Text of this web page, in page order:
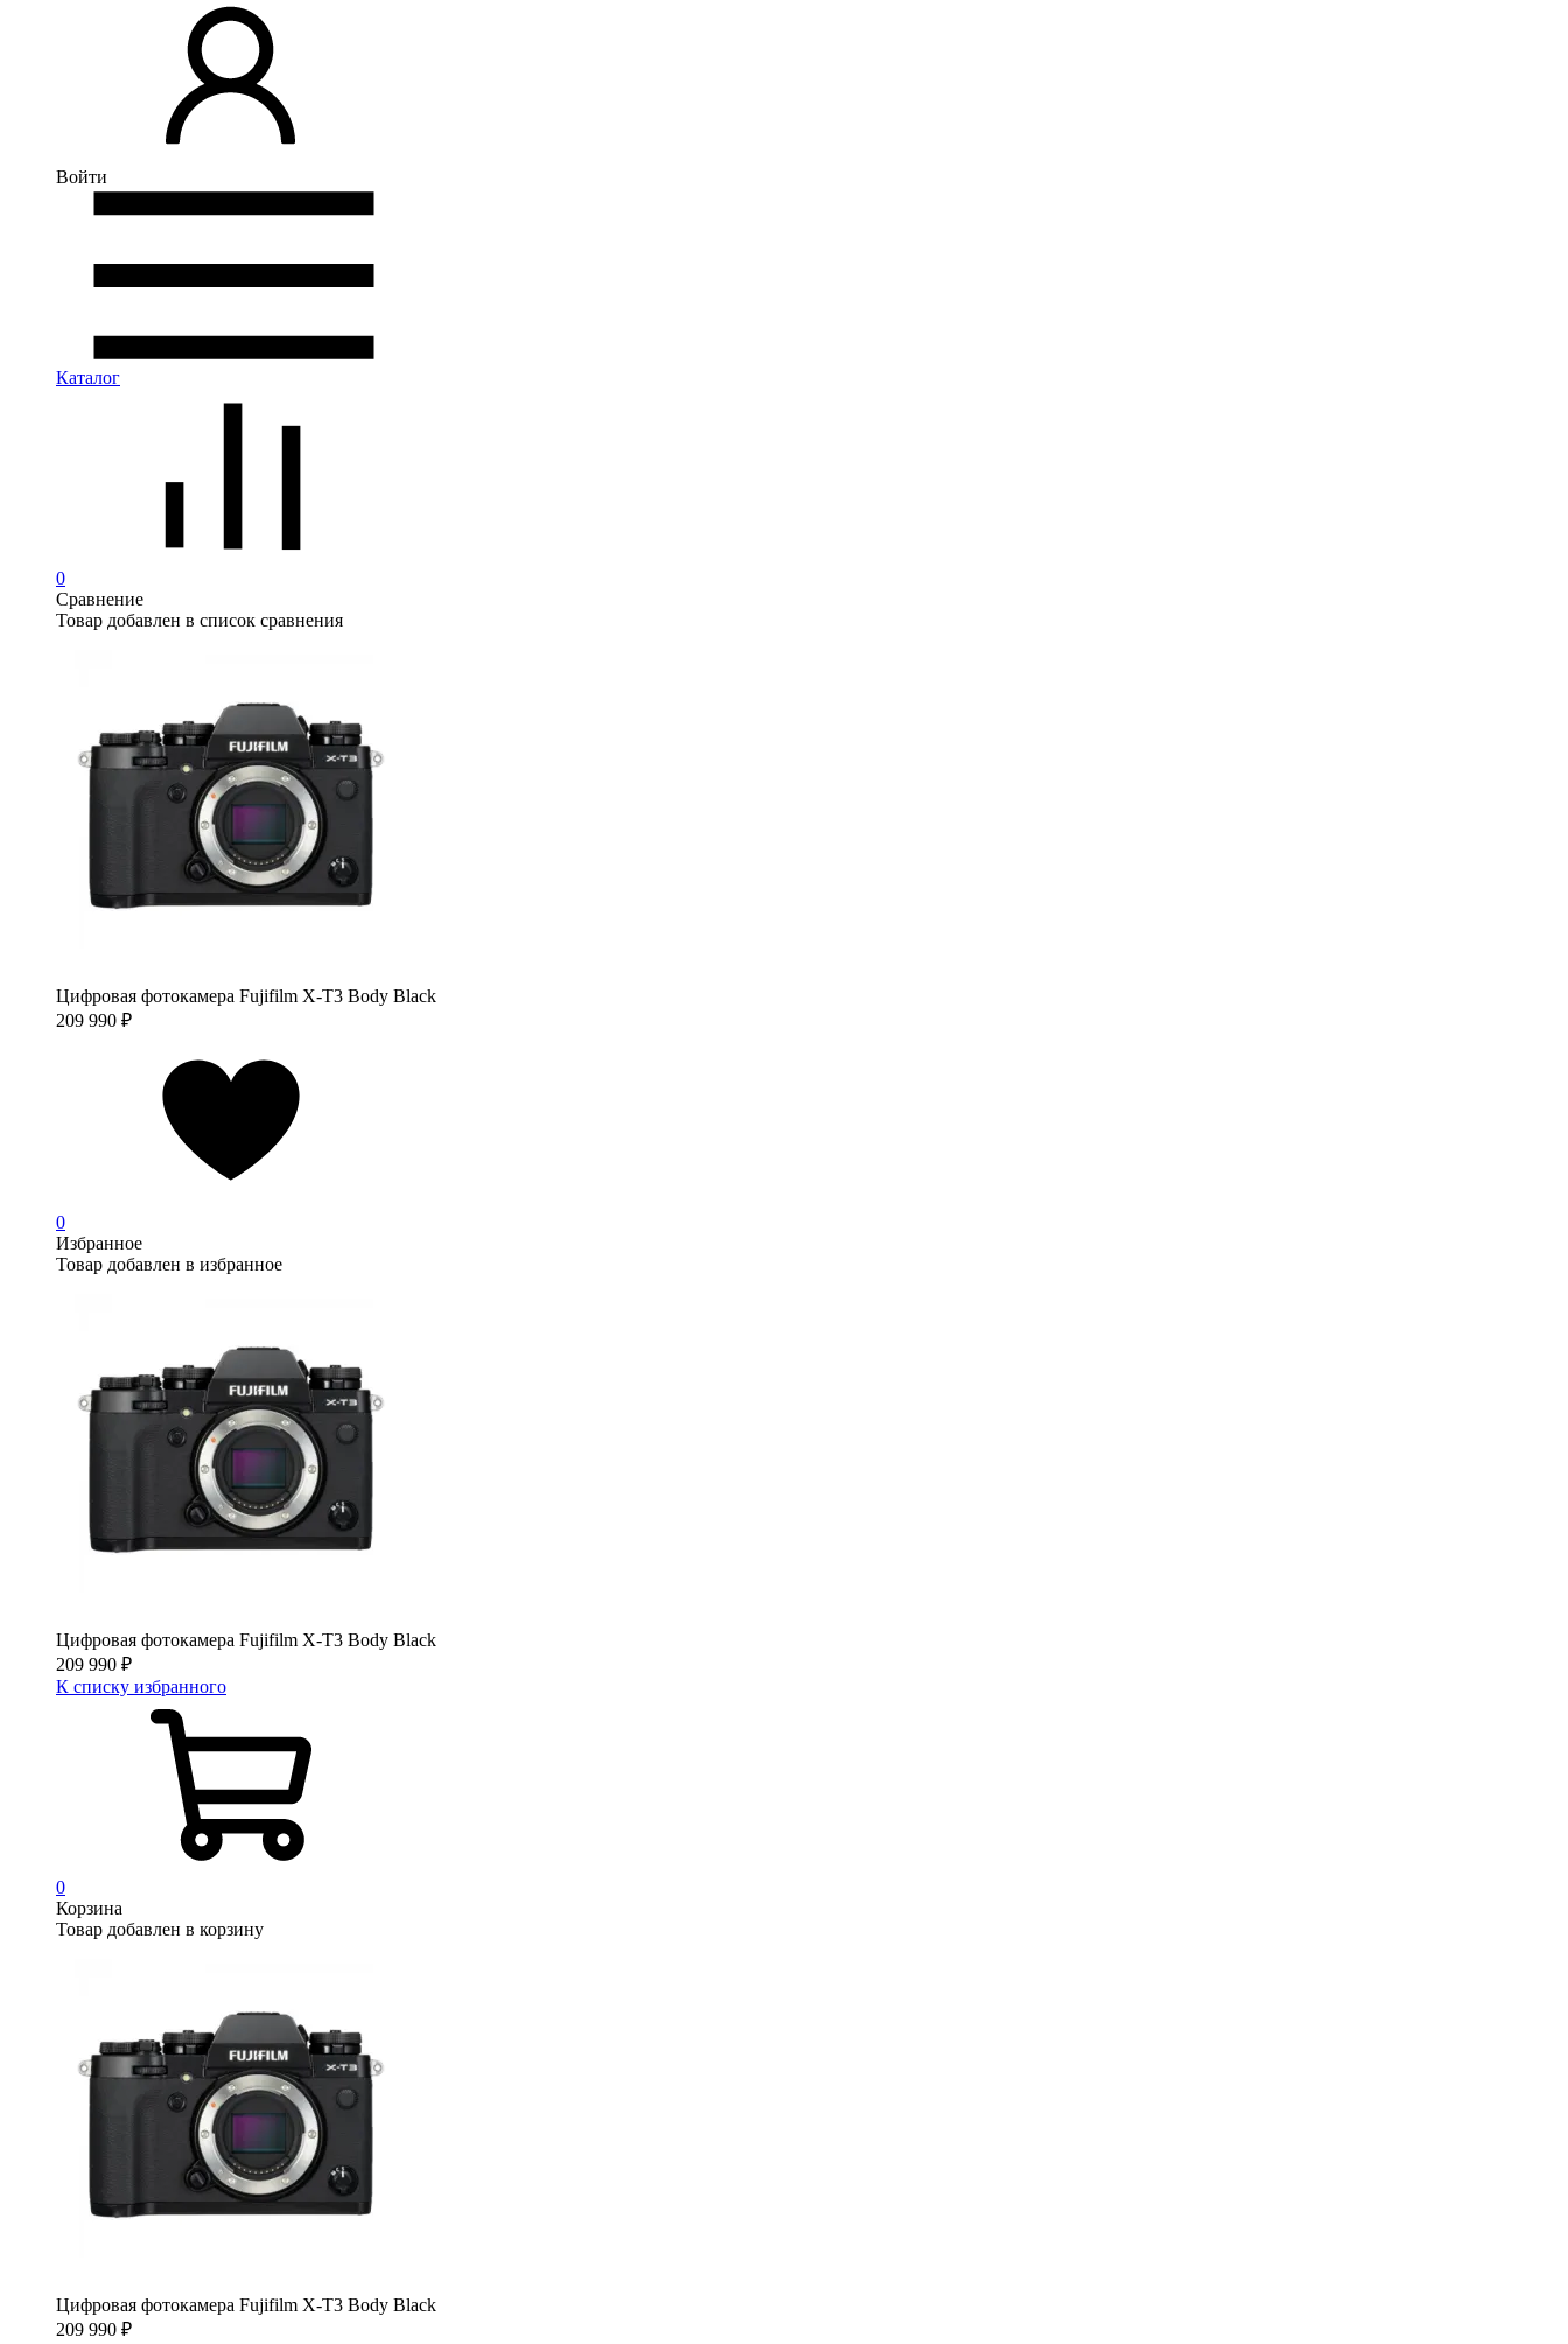
Войти
Каталог
0
Сравнение
Товар добавлен в список сравнения
Цифровая фотокамера Fujifilm X-T3 Body Black
209 990 ₽
0
Избранное
Товар добавлен в избранное
Цифровая фотокамера Fujifilm X-T3 Body Black
209 990 ₽
К списку избранного
0
Корзина
Товар добавлен в корзину
Цифровая фотокамера Fujifilm X-T3 Body Black
209 990 ₽